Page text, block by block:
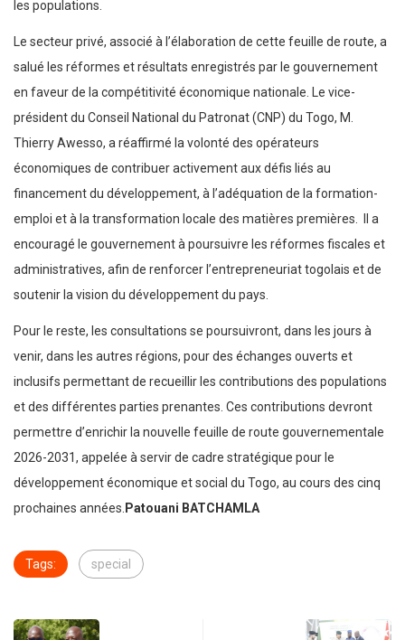
les populations.
Le secteur privé, associé à l’élaboration de cette feuille de route, a
salué les réformes et résultats enregistrés par le gouvernement
en faveur de la compétitivité économique nationale. Le vice-
président du Conseil National du Patronat (CNP) du Togo, M.
Thierry Awesso, a réaffirmé la volonté des opérateurs
économiques de contribuer activement aux défis liés au
financement du développement, à l’adéquation de la formation-
emploi et à la transformation locale des matières premières. Il a
encouragé le gouvernement à poursuivre les réformes fiscales et
administratives, afin de renforcer l’entrepreneuriat togolais et de
soutenir la vision du développement du pays.
Pour le reste, les consultations se poursuivront, dans les jours à
venir, dans les autres régions, pour des échanges ouverts et
inclusifs permettant de recueillir les contributions des populations
et des différentes parties prenantes. Ces contributions devront
permettre d’enrichir la nouvelle feuille de route gouvernementale
2026-2031, appelée à servir de cadre stratégique pour le
développement économique et social du Togo, au cours des cinq
prochaines années. Patouani BATCHAMLA
Tags: special